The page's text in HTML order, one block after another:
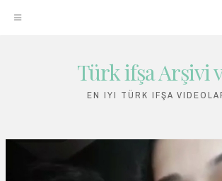
Türk ifşa Arşivi
EN IYI TÜRK IFŞA